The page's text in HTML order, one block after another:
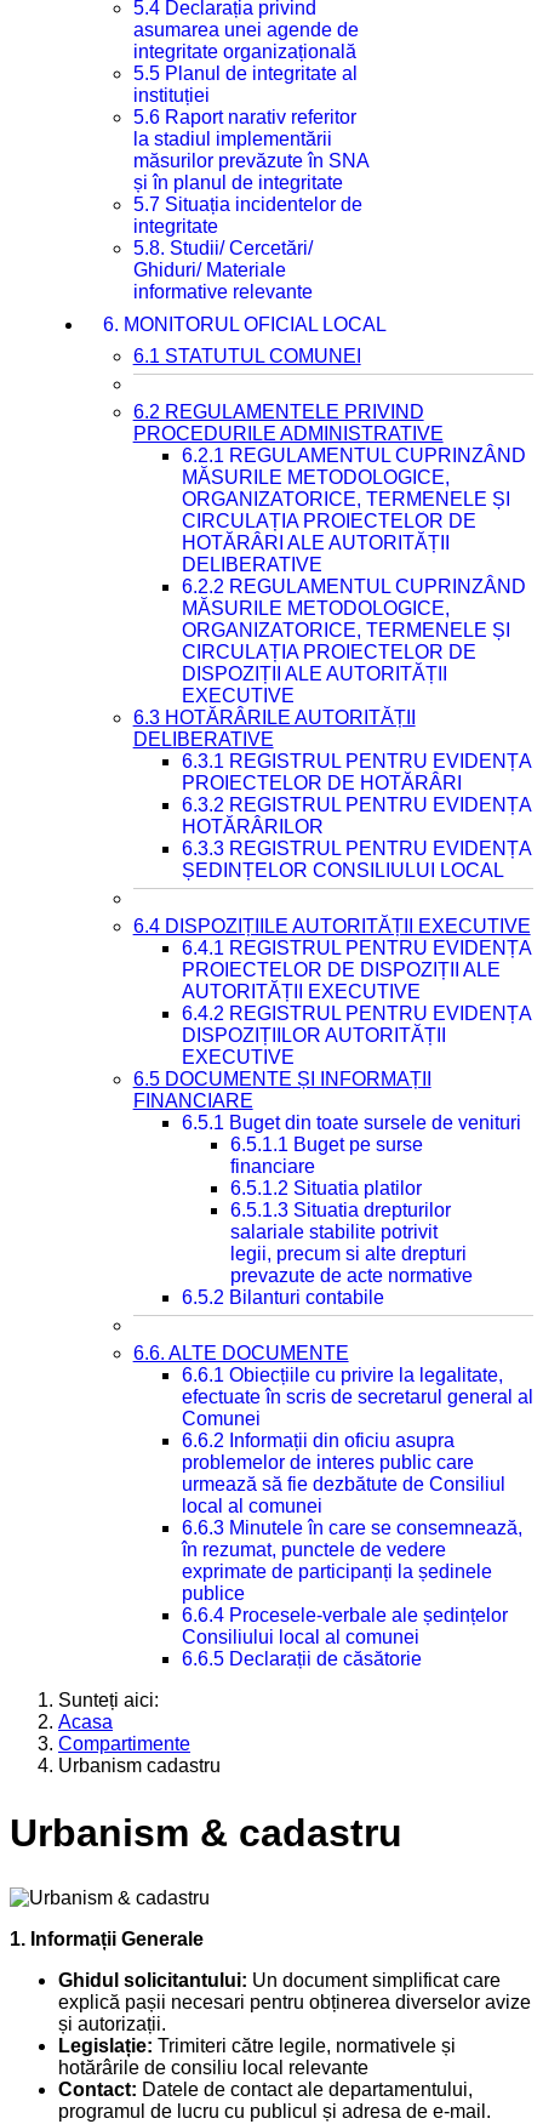
5.4 Declarația privind
asumarea unei agende de
integritate organizațională
5.5 Planul de integritate al
instituției
5.6 Raport narativ referitor
la stadiul implementării
măsurilor prevăzute în SNA
și în planul de integritate
5.7 Situația incidentelor de
integritate
5.8. Studii/ Cercetări/
Ghiduri/ Materiale
informative relevante
6. MONITORUL OFICIAL LOCAL
6.1 STATUTUL COMUNEI
6.2 REGULAMENTELE PRIVIND
PROCEDURILE ADMINISTRATIVE
6.2.1 REGULAMENTUL CUPRINZÂND
MĂSURILE METODOLOGICE,
ORGANIZATORICE, TERMENELE ȘI
CIRCULAȚIA PROIECTELOR DE
HOTĂRÂRI ALE AUTORITĂȚII
DELIBERATIVE
6.2.2 REGULAMENTUL CUPRINZÂND
MĂSURILE METODOLOGICE,
ORGANIZATORICE, TERMENELE ȘI
CIRCULAȚIA PROIECTELOR DE
DISPOZIȚII ALE AUTORITĂȚII
EXECUTIVE
6.3 HOTĂRÂRILE AUTORITĂȚII
DELIBERATIVE
6.3.1 REGISTRUL PENTRU EVIDENȚA
PROIECTELOR DE HOTĂRÂRI
6.3.2 REGISTRUL PENTRU EVIDENȚA
HOTĂRÂRILOR
6.3.3 REGISTRUL PENTRU EVIDENȚA
ȘEDINȚELOR CONSILIULUI LOCAL
6.4 DISPOZIȚIILE AUTORITĂȚII EXECUTIVE
6.4.1 REGISTRUL PENTRU EVIDENȚA
PROIECTELOR DE DISPOZIȚII ALE
AUTORITĂȚII EXECUTIVE
6.4.2 REGISTRUL PENTRU EVIDENȚA
DISPOZIȚIILOR AUTORITĂȚII
EXECUTIVE
6.5 DOCUMENTE ȘI INFORMAȚII
FINANCIARE
6.5.1 Buget din toate sursele de venituri
6.5.1.1 Buget pe surse
financiare
6.5.1.2 Situatia platilor
6.5.1.3 Situatia drepturilor
salariale stabilite potrivit
legii, precum si alte drepturi
prevazute de acte normative
6.5.2 Bilanturi contabile
6.6. ALTE DOCUMENTE
6.6.1 Obiecțiile cu privire la legalitate,
efectuate în scris de secretarul general al
Comunei
6.6.2 Informații din oficiu asupra
problemelor de interes public care
urmează să fie dezbătute de Consiliul
local al comunei
6.6.3 Minutele în care se consemnează,
în rezumat, punctele de vedere
exprimate de participanți la ședinele
publice
6.6.4 Procesele-verbale ale ședințelor
Consiliului local al comunei
6.6.5 Declarații de căsătorie
Sunteți aici:
Acasa
Compartimente
Urbanism cadastru
Urbanism & cadastru
1. Informații Generale
Ghidul solicitantului: Un document simplificat care
explică pașii necesari pentru obținerea diverselor avize
și autorizații.
Legislație: Trimiteri către legile, normativele și
hotărârile de consiliu local relevante
Contact: Datele de contact ale departamentului,
programul de lucru cu publicul și adresa de e-mail.